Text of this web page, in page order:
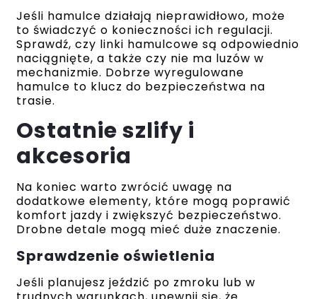
Jeśli hamulce działają nieprawidłowo, może
to świadczyć o konieczności ich regulacji.
Sprawdź, czy linki hamulcowe są odpowiednio
naciągnięte, a także czy nie ma luzów w
mechanizmie. Dobrze wyregulowane
hamulce to klucz do bezpieczeństwa na
trasie.
Ostatnie szlify i
akcesoria
Na koniec warto zwrócić uwagę na
dodatkowe elementy, które mogą poprawić
komfort jazdy i zwiększyć bezpieczeństwo.
Drobne detale mogą mieć duże znaczenie.
Sprawdzenie oświetlenia
Jeśli planujesz jeździć po zmroku lub w